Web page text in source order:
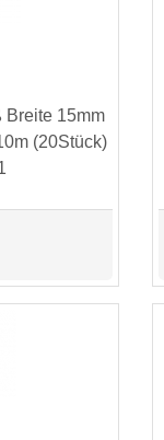
Breite 15mm
(20Stück)